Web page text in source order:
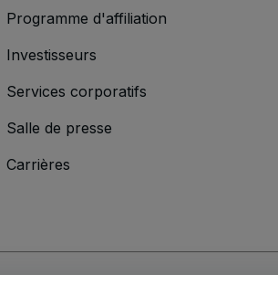
Programme d'affiliation
Investisseurs
Services corporatifs
Salle de presse
Carrières